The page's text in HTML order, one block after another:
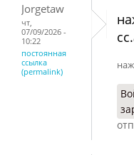
Jorgetaw
чт,
07/09/2026 -
10:22
постоянная
ссылка
(permalink)